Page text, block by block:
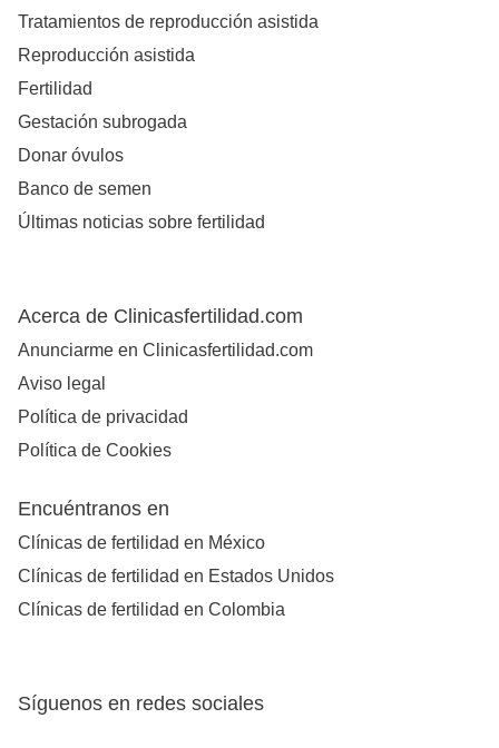
Tratamientos de reproducción asistida
Reproducción asistida
Fertilidad
Gestación subrogada
Donar óvulos
Banco de semen
Últimas noticias sobre fertilidad
Acerca de Clinicasfertilidad.com
Anunciarme en Clinicasfertilidad.com
Aviso legal
Política de privacidad
Política de Cookies
Encuéntranos en
Clínicas de fertilidad en México
Clínicas de fertilidad en Estados Unidos
Clínicas de fertilidad en Colombia
Síguenos en redes sociales